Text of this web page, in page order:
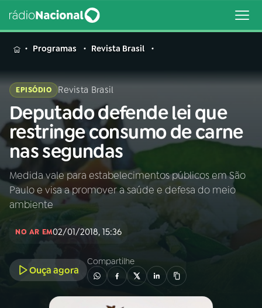
MENU
Buscar
na
Rádio
Nacional
Buscar
AO VIVO
Programas Revista Brasil
EPISÓDIO Revista Brasil
Deputado defende lei que
restringe consumo de carne
nas segundas
Medida vale para estabelecimentos públicos em São
Paulo e visa a promover a saúde e defesa do meio
ambiente
NO AR EM02/01/2018, 15:36
Ouça agora
Compartilhe